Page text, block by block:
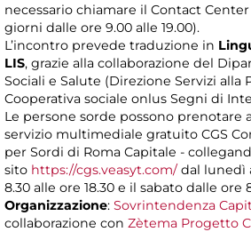
necessario chiamare il Contact
giorni dalle ore 9.00 alle 19.00).
L’incontro prevede traduzione in
LIS, grazie alla collaborazione del
Sociali e Salute (Direzione Servizi alla
Cooperativa sociale onlus Segni di
Le persone sorde possono prenotare
servizio multimediale gratuito CGS
per Sordi di Roma Capitale -
sito https://cgs.veasyt.com/dal lunedì
8.30 alle ore 18.30 e il sabato dalle ore
Organizzazione: Sovrintendenza
collaborazione con Zètema Progetto